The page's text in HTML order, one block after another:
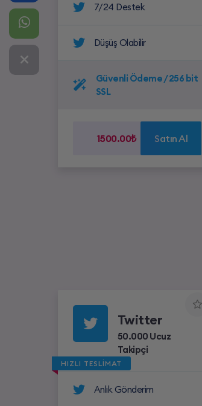
7/24 Destek
Düşüş Olabilir
Güvenli Ödeme / 256 bit
SSL
1500.00₺ Satın Al
Twitter
50.000 Ucuz
Takipçi
HIZLI TESLİMAT
Anlık Gönderim